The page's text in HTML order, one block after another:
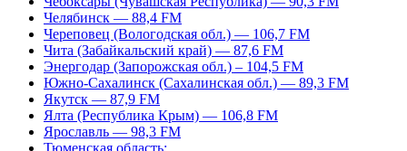
Челябинск — 88,4 FM
Череповец (Вологодская обл.) — 106,7 FM
Чита (Забайкальский край) — 87,6 FM
Энергодар (Запорожская обл.) – 104,5 FM
Южно-Сахалинск (Сахалинская обл.) — 89,3 FM
Якутск — 87,9 FM
Ялта (Республика Крым) — 106,8 FM
Ярославль — 98,3 FM
Тюменская область: